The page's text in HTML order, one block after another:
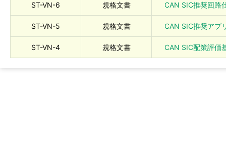
ST-VN-6 規格文書 CAN SIC推奨回路
ST-VN-5 規格文書 CAN SIC推奨アプ
ST-VN-4 規格文書 CAN SIC配策評価